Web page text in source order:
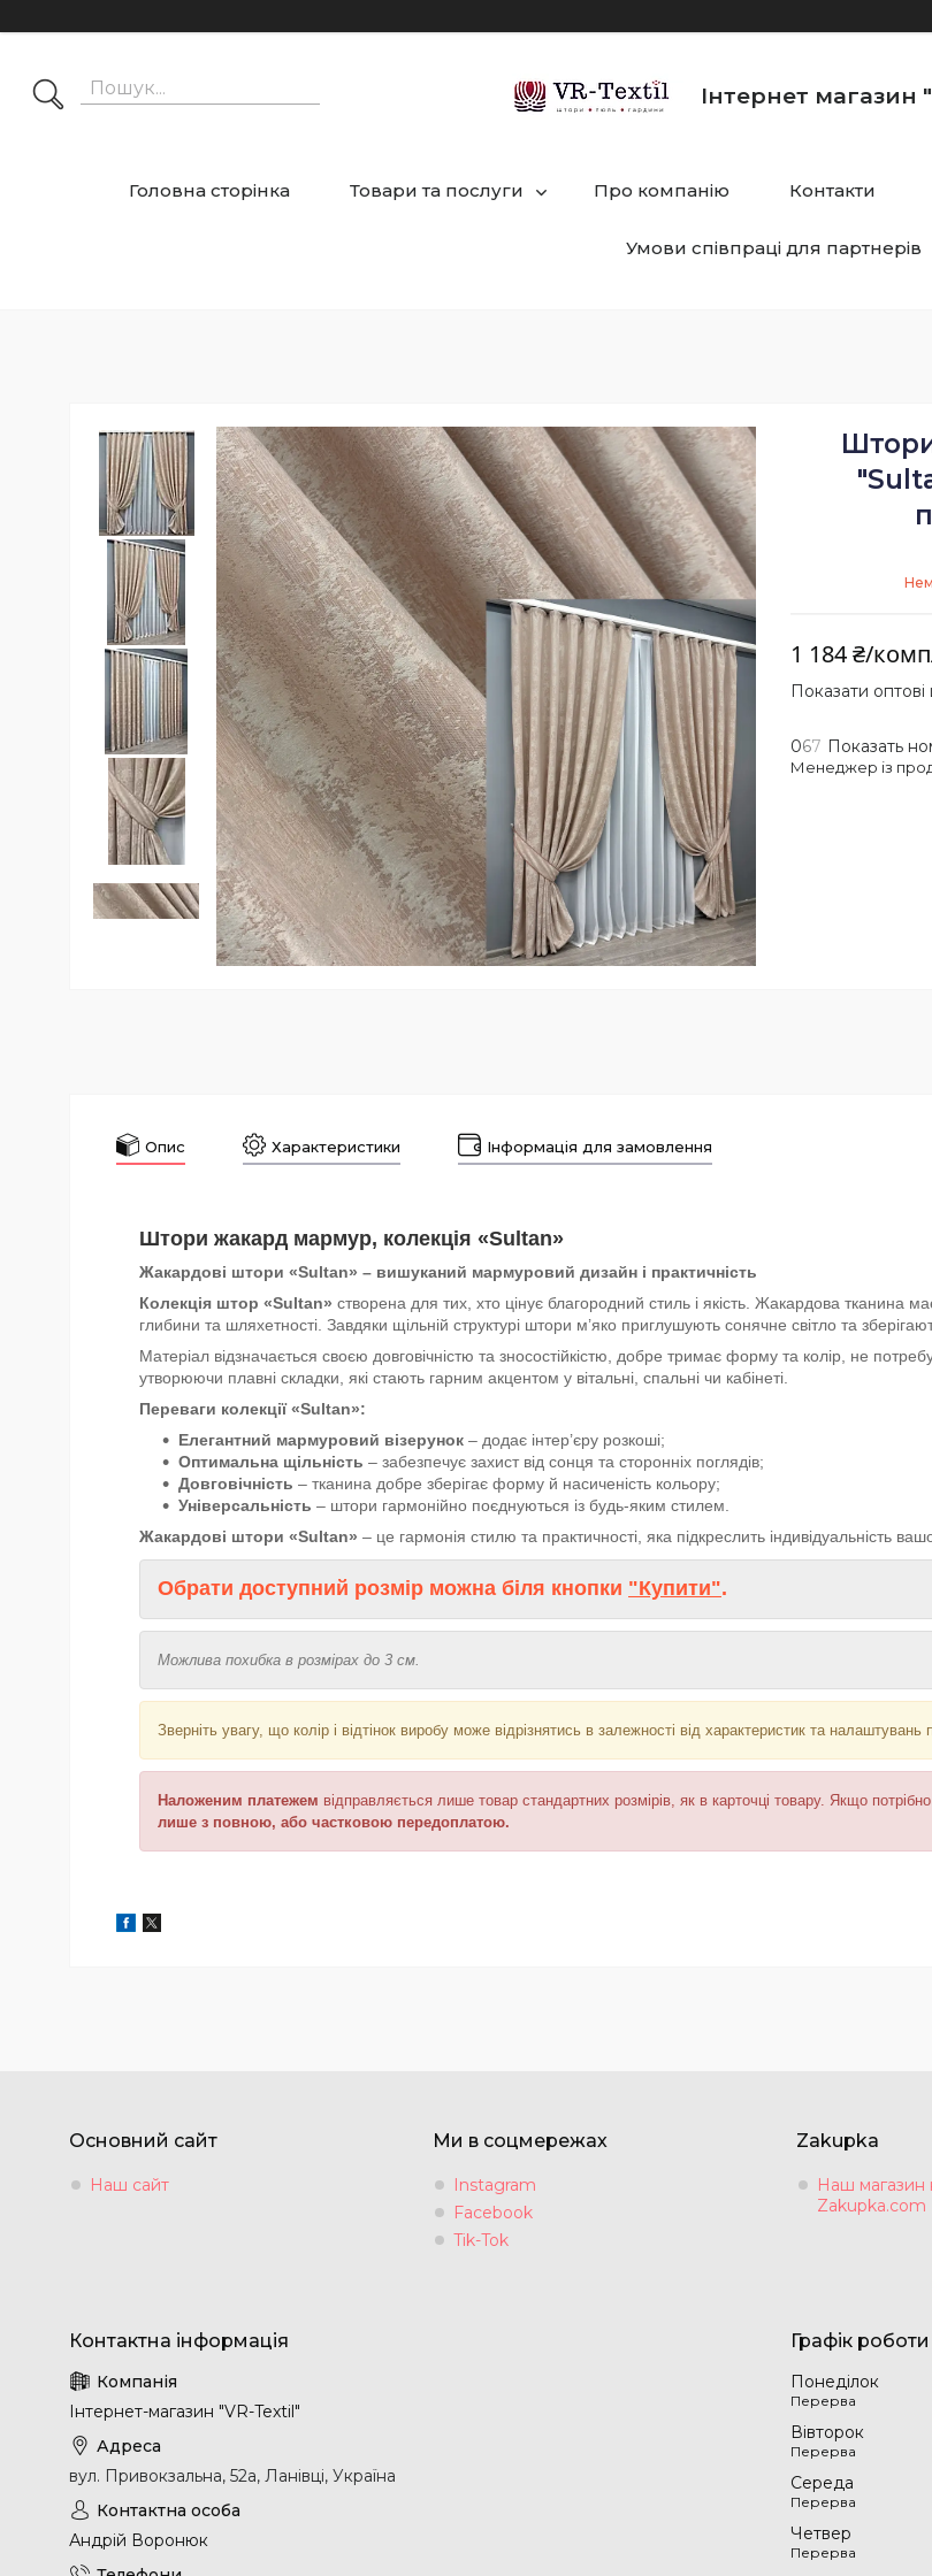
Інтернет магазин
Головна сторінка Товари та послуги Про компанію Контакти
Умови співпраці для партнерів
1 184 ₴/
Показати оптові
067 Показать
Менеджер із
Опис Характеристики Інформація для замовлення
Штори жакард мармур, колекція «Sultan»
Жакардові штори «Sultan» – вишуканий мармуровий дизайн і практичність
Колекція штор «Sultan» створена для тих, хто цінує благородний стиль і якість. Жакардова тканина
глибини та шляхетності. Завдяки щільній структурі штори м’яко приглушують сонячне світло та
Матеріал відзначається своєю довговічністю та зносостійкістю, добре тримає форму та колір, не
утворюючи плавні складки, які стають гарним акцентом у вітальні, спальні чи кабінеті.
Переваги колекції «Sultan»:
Елегантний мармуровий візерунок – додає інтер’єру розкоші;
Оптимальна щільність – забезпечує захист від сонця та сторонніх поглядів;
Довговічність – тканина добре зберігає форму й насиченість кольору;
Універсальність – штори гармонійно поєднуються із будь-яким стилем.
Жакардові штори «Sultan» – це гармонія стилю та практичності, яка підкреслить індивідуальність
Обрати доступний розмір можна біля кнопки "Купити".
Можлива похибка в розмірах до 3 см.
Зверніть увагу, що колір і відтінок виробу може відрізнятись в залежності від характеристик та
Наложеним платежем відправляється лише товар стандартних розмірів, як в карточці товару. Якщо
лише з повною, або частковою передоплатою.
Основний сайт
Наш сайт
Ми в соцмережах
Instagram
Facebook
Tik-Tok
Zakupka
Наш магазин
Zakupka.com
Інтернет-магазин "VR-Textil"
вул. Привокзальна, 52а, Ланівці, Україна
Андрій Воронюк
Графік роботи
Понеділок
Вівторок
Середа
Четвер